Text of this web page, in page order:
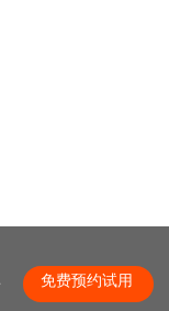
免费预约试用